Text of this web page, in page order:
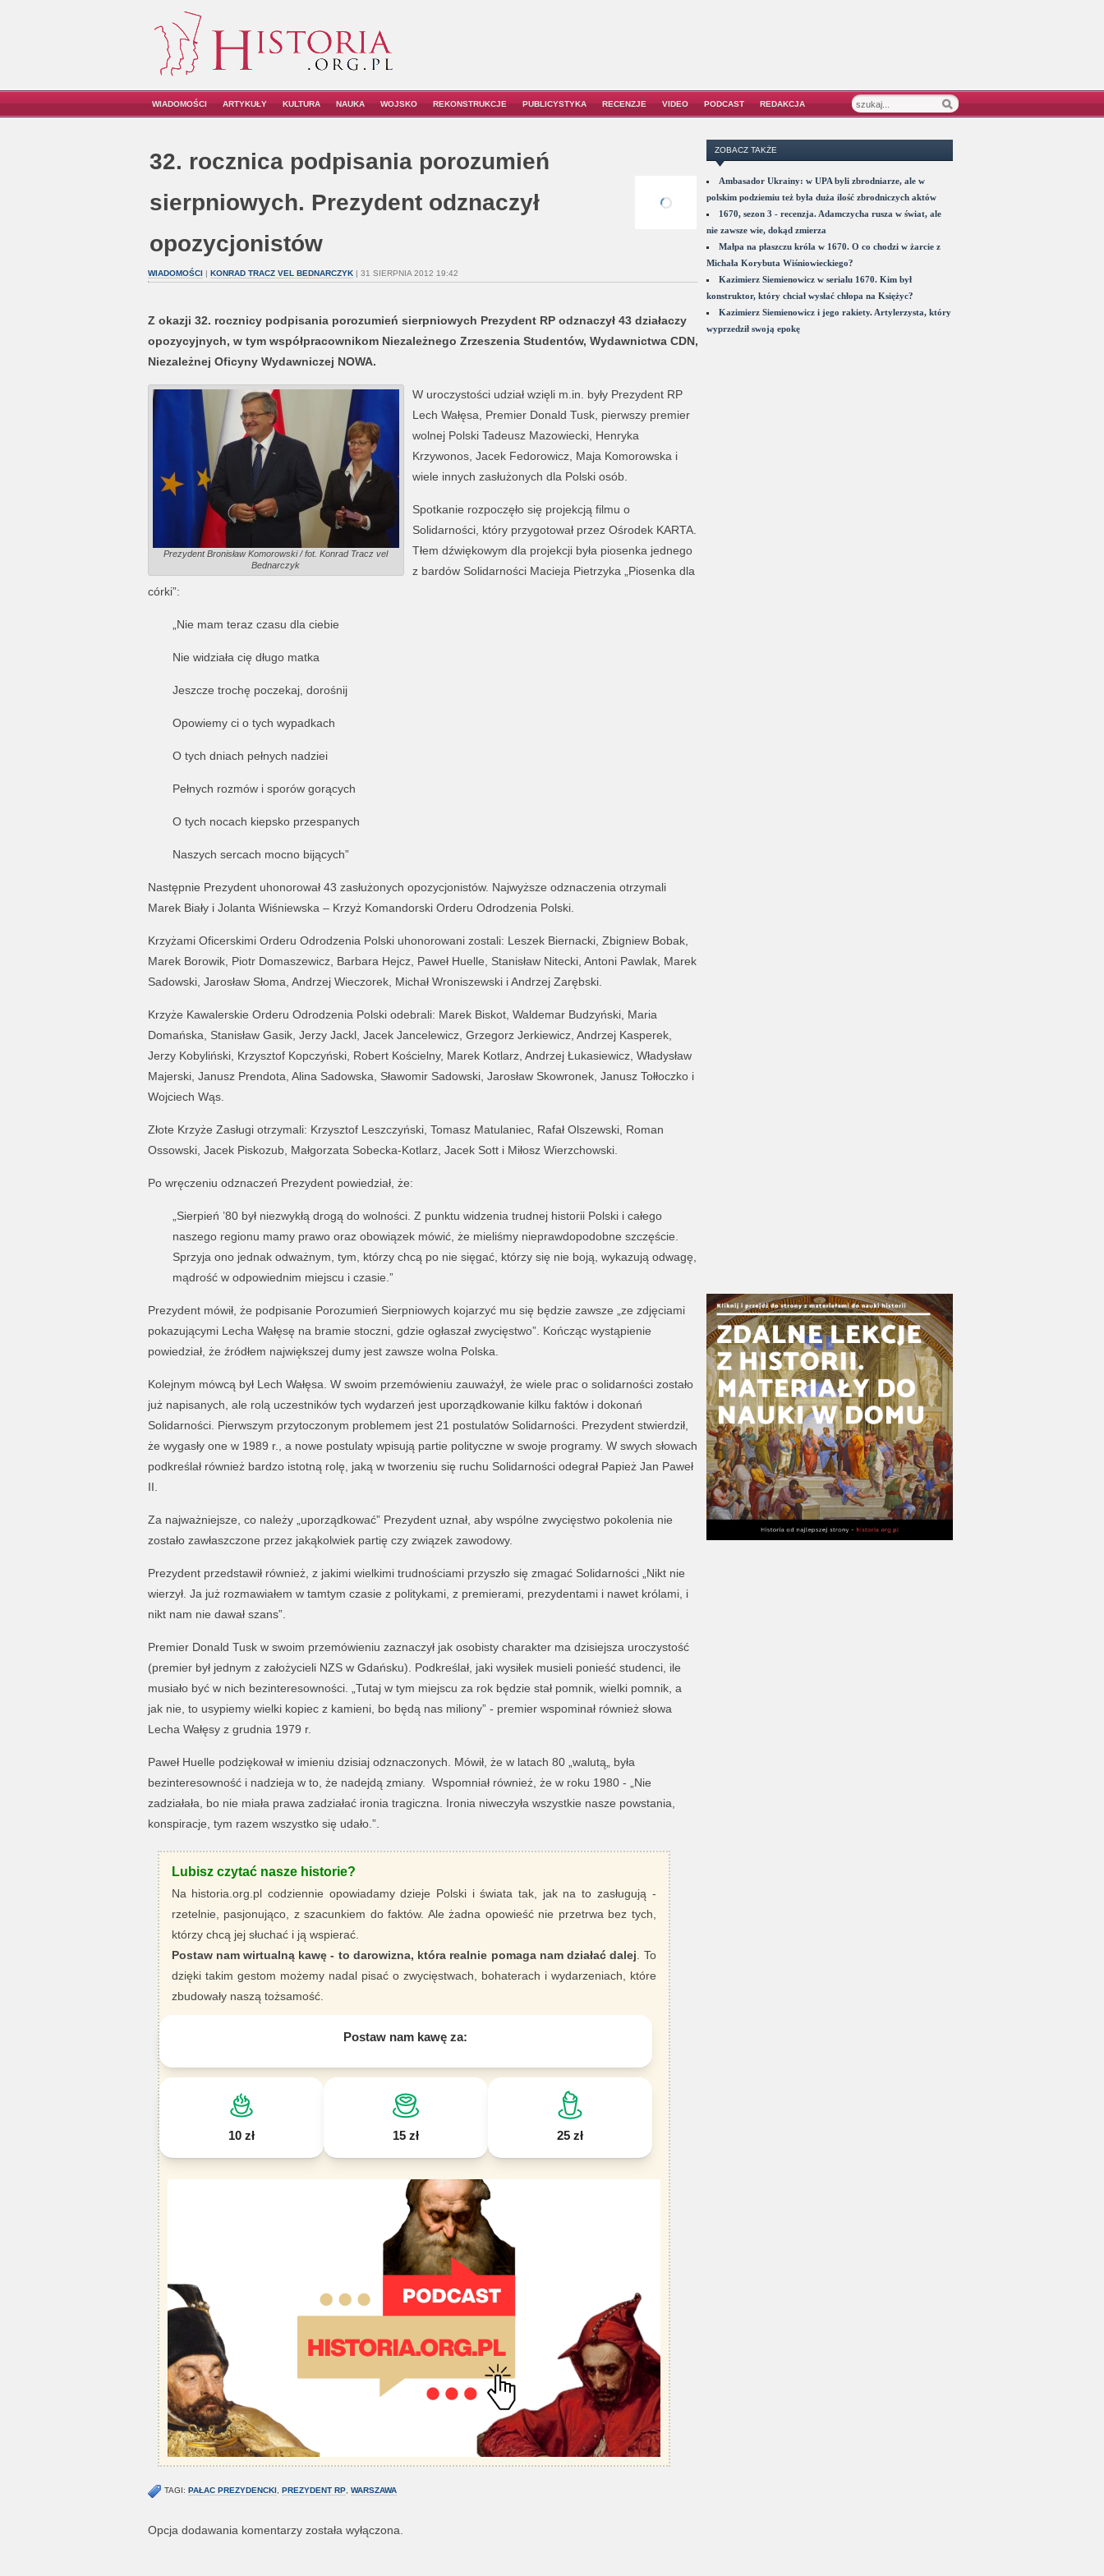
WIADOMOŚCI ARTYKUŁY KULTURA NAUKA WOJSKO REKONSTRUKCJE PUBLICYSTYKA RECENZJE VIDEO PODCAST REDAKCJA
32. rocznica podpisania porozumień
sierpniowych. Prezydent odznaczył
opozycjonistów
WIADOMOŚCI| KONRAD TRACZ VEL BEDNARCZYK| 31 SIERPNIA 2012 19:42
Z okazji 32. rocznicy podpisania porozumień sierpniowych Prezydent RP odznaczył 43 działaczy
opozycyjnych, w tym współpracownikom Niezależnego Zrzeszenia Studentów, Wydawnictwa CDN,
Niezależnej Oficyny Wydawniczej NOWA.
Prezydent Bronisław Komorowski / fot. Konrad Tracz vel
Bednarczyk
W uroczystości udział wzięli m.in. były Prezydent RP
Lech Wałęsa, Premier Donald Tusk, pierwszy premier
wolnej Polski Tadeusz Mazowiecki, Henryka
Krzywonos, Jacek Fedorowicz, Maja Komorowska i
wiele innych zasłużonych dla Polski osób.
Spotkanie rozpoczęło się projekcją filmu o
Solidarności, który przygotował przez Ośrodek KARTA.
Tłem dźwiękowym dla projekcji była piosenka jednego
z bardów Solidarności Macieja Pietrzyka „Piosenka dla
córki”:
„Nie mam teraz czasu dla ciebie
Nie widziała cię długo matka
Jeszcze trochę poczekaj, dorośnij
Opowiemy ci o tych wypadkach
O tych dniach pełnych nadziei
Pełnych rozmów i sporów gorących
O tych nocach kiepsko przespanych
Naszych sercach mocno bijących”
Następnie Prezydent uhonorował 43 zasłużonych opozycjonistów. Najwyższe odznaczenia otrzymali
Marek Biały i Jolanta Wiśniewska – Krzyż Komandorski Orderu Odrodzenia Polski.
Krzyżami Oficerskimi Orderu Odrodzenia Polski uhonorowani zostali: Leszek Biernacki, Zbigniew Bobak,
Marek Borowik, Piotr Domaszewicz, Barbara Hejcz, Paweł Huelle, Stanisław Nitecki, Antoni Pawlak, Marek
Sadowski, Jarosław Słoma, Andrzej Wieczorek, Michał Wroniszewski i Andrzej Zarębski.
Krzyże Kawalerskie Orderu Odrodzenia Polski odebrali: Marek Biskot, Waldemar Budzyński, Maria
Domańska, Stanisław Gasik, Jerzy Jackl, Jacek Jancelewicz, Grzegorz Jerkiewicz, Andrzej Kasperek,
Jerzy Kobyliński, Krzysztof Kopczyński, Robert Kościelny, Marek Kotlarz, Andrzej Łukasiewicz, Władysław
Majerski, Janusz Prendota, Alina Sadowska, Sławomir Sadowski, Jarosław Skowronek, Janusz Tołłoczko i
Wojciech Wąs.
Złote Krzyże Zasługi otrzymali: Krzysztof Leszczyński, Tomasz Matulaniec, Rafał Olszewski, Roman
Ossowski, Jacek Piskozub, Małgorzata Sobecka-Kotlarz, Jacek Sott i Miłosz Wierzchowski.
Po wręczeniu odznaczeń Prezydent powiedział, że:
„Sierpień ’80 był niezwykłą drogą do wolności. Z punktu widzenia trudnej historii Polski i całego
naszego regionu mamy prawo oraz obowiązek mówić, że mieliśmy nieprawdopodobne szczęście.
Sprzyja ono jednak odważnym, tym, którzy chcą po nie sięgać, którzy się nie boją, wykazują odwagę,
mądrość w odpowiednim miejscu i czasie.”
Prezydent mówił, że podpisanie Porozumień Sierpniowych kojarzyć mu się będzie zawsze „ze zdjęciami
pokazującymi Lecha Wałęsę na bramie stoczni, gdzie ogłaszał zwycięstwo”. Kończąc wystąpienie
powiedział, że źródłem największej dumy jest zawsze wolna Polska.
Kolejnym mówcą był Lech Wałęsa. W swoim przemówieniu zauważył, że wiele prac o solidarności zostało
już napisanych, ale rolą uczestników tych wydarzeń jest uporządkowanie kilku faktów i dokonań
Solidarności. Pierwszym przytoczonym problemem jest 21 postulatów Solidarności. Prezydent stwierdził,
że wygasły one w 1989 r., a nowe postulaty wpisują partie polityczne w swoje programy. W swych słowach
podkreślał również bardzo istotną rolę, jaką w tworzeniu się ruchu Solidarności odegrał Papież Jan Paweł
II.
Za najważniejsze, co należy „uporządkować” Prezydent uznał, aby wspólne zwycięstwo pokolenia nie
zostało zawłaszczone przez jakąkolwiek partię czy związek zawodowy.
Prezydent przedstawił również, z jakimi wielkimi trudnościami przyszło się zmagać Solidarności „Nikt nie
wierzył. Ja już rozmawiałem w tamtym czasie z politykami, z premierami, prezydentami i nawet królami, i
nikt nam nie dawał szans”.
Premier Donald Tusk w swoim przemówieniu zaznaczył jak osobisty charakter ma dzisiejsza uroczystość
(premier był jednym z założycieli NZS w Gdańsku). Podkreślał, jaki wysiłek musieli ponieść studenci, ile
musiało być w nich bezinteresowności. „Tutaj w tym miejscu za rok będzie stał pomnik, wielki pomnik, a
jak nie, to usypiemy wielki kopiec z kamieni, bo będą nas miliony” - premier wspominał również słowa
Lecha Wałęsy z grudnia 1979 r.
Paweł Huelle podziękował w imieniu dzisiaj odznaczonych. Mówił, że w latach 80 „walutą„ była
bezinteresowność i nadzieja w to, że nadejdą zmiany. Wspomniał również, że w roku 1980 - „Nie
zadziałała, bo nie miała prawa zadziałać ironia tragiczna. Ironia niweczyła wszystkie nasze powstania,
konspiracje, tym razem wszystko się udało.”.
Lubisz czytać nasze historie?
Na historia.org.pl codziennie opowiadamy dzieje Polski i świata tak, jak na to zasługują -
rzetelnie, pasjonująco, z szacunkiem do faktów. Ale żadna opowieść nie przetrwa bez tych,
którzy chcą jej słuchać i ją wspierać.
Postaw nam wirtualną kawę - to darowizna, która realnie pomaga nam działać dalej . To
dzięki takim gestom możemy nadal pisać o zwycięstwach, bohaterach i wydarzeniach, które
zbudowały naszą tożsamość.
Postaw nam kawę za:
10 zł 15 zł 25 zł
TAGI: PAŁAC PREZYDENCKI, PREZYDENT RP, WARSZAWA
Opcja dodawania komentarzy została wyłączona.
ZOBACZ TAKŻE
Ambasador Ukrainy: w UPA byli zbrodniarze, ale w
polskim podziemiu też była duża ilość zbrodniczych aktów
1670, sezon 3 - recenzja. Adamczycha rusza w świat, ale
nie zawsze wie, dokąd zmierza
Małpa na płaszczu króla w 1670. O co chodzi w żarcie z
Michała Korybuta Wiśniowieckiego?
Kazimierz Siemienowicz w serialu 1670. Kim był
konstruktor, który chciał wysłać chłopa na Księżyc?
Kazimierz Siemienowicz i jego rakiety. Artylerzysta, który
wyprzedził swoją epokę